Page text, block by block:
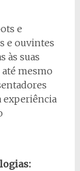
e
e ouvintes
às suas
mesmo
experiência